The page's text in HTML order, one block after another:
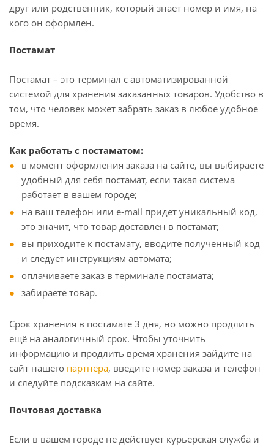
друг или родственник, который знает номер и имя, на
кого он оформлен.
Постамат
Постамат – это терминал с автоматизированной
системой для хранения заказанных товаров. Удобство в
том, что человек может забрать заказ в любое удобное
время.
Как работать с постаматом:
в момент оформления заказа на сайте, вы выбираете
удобный для себя постамат, если такая система
работает в вашем городе;
на ваш телефон или e-mail придет уникальный код,
это значит, что товар доставлен в постамат;
вы приходите к постамату, вводите полученный код
и следует инструкциям автомата;
оплачиваете заказ в терминале постамата;
забираете товар.
Срок хранения в постамате 3 дня, но можно продлить
ещё на аналогичный срок. Чтобы уточнить
информацию и продлить время хранения зайдите на
сайт нашего партнера, введите номер заказа и телефон
и следуйте подсказкам на сайте.
Почтовая доставка
Если в вашем городе не действует курьерская служба и